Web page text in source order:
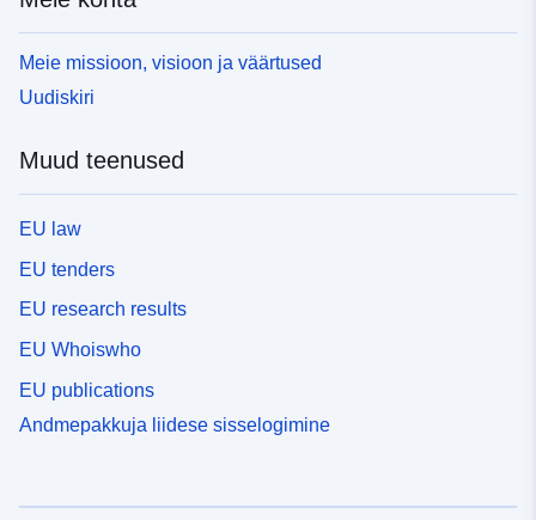
Meie missioon, visioon ja väärtused
Uudiskiri
Muud teenused
EU law
EU tenders
EU research results
EU Whoiswho
EU publications
Andmepakkuja liidese sisselogimine